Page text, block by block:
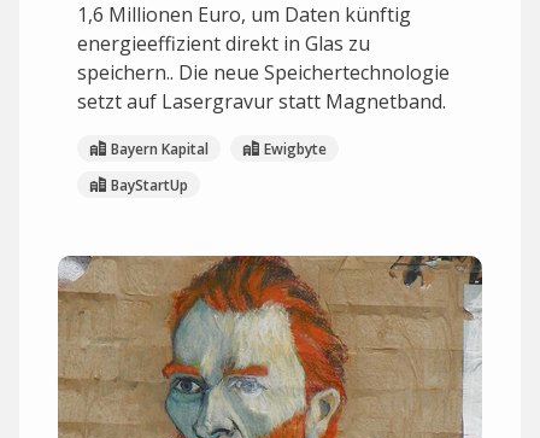
1,6 Millionen Euro, um Daten künftig
energieeffizient direkt in Glas zu
speichern.. Die neue Speichertechnologie
setzt auf Lasergravur statt Magnetband.
Bayern Kapital
Ewigbyte
BayStartUp